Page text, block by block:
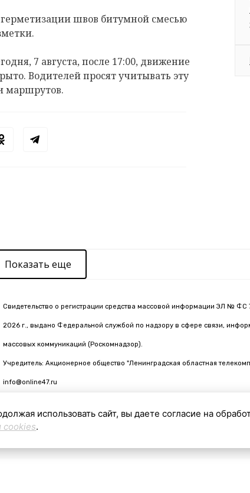
швов битумной смесью
7 августа, после 17:00, движение
Водителей просят учитывать эту
маршрутов.
Показать еще
Свидетельство о регистрации средства массовой информации ЭЛ № ФС
2026 г., выдано Федеральной службой по надзору в сфере связи,
массовых коммуникаций (Роскомнадзор).
Учредитель: Акционерное общество "Ленинградская областная
info@online47.ru
использовать сайт, вы даете согласие на
cookies.